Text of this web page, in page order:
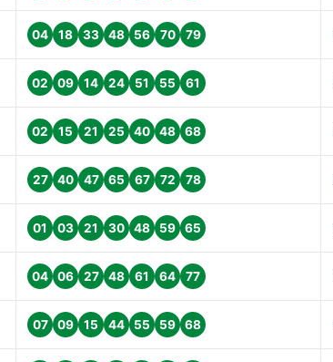
04 18 33 48 56 70 79
02 09 14 24 51 55 61
02 15 21 25 40 48 68
27 40 47 65 67 72 78
01 03 21 30 48 59 65
04 06 27 48 61 64 77
07 09 15 44 55 59 68